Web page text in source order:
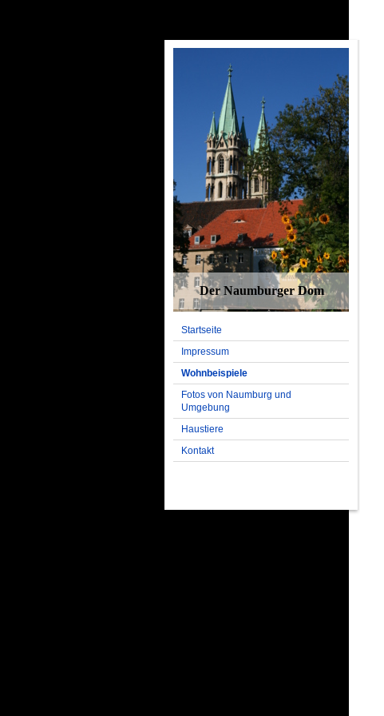
Der Naumburger Dom
Startseite
Impressum
Wohnbeispiele
Fotos von Naumburg und
Umgebung
Haustiere
Kontakt